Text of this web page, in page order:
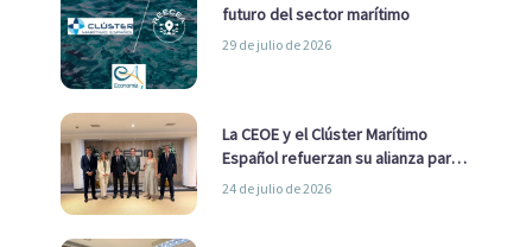
futuro del sector marítimo
29 de julio de 2026
La CEOE y el Clúster Marítimo
Español refuerzan su alianza para
impulsar una estrategia Nacional
24 de julio de 2026